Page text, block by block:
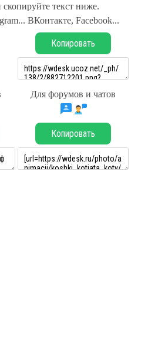
текст ниже.
ВКонтакте, Facebook...
Копировать
Для форумов и чатов
Копировать